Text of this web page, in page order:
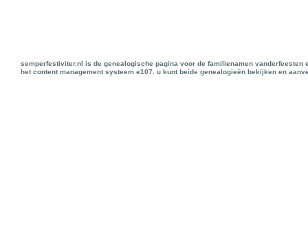
semperfestiviter.nl is de genealogische pagina voor de familienamen
het content management systeem e107. u kunt beide genealogieën bekijken en